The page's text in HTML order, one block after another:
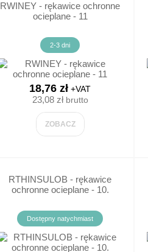
RWINEY - rękawice ochronne
ocieplane - 11
2-3 dni
18,76 zł +VAT
23,08 złbrutto
ZOBACZ
RTHINSULOB - rękawice
ochronne ocieplane - 10.
Dostępny natychmiast